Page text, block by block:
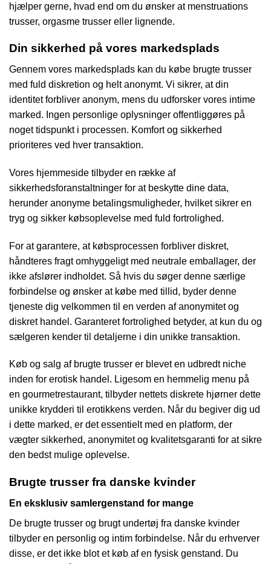
hjælper gerne, hvad end om du ønsker at menstruations
trusser, orgasme trusser eller lignende.
Din sikkerhed på vores markedsplads
Gennem vores markedsplads kan du købe brugte trusser
med fuld diskretion og helt anonymt. Vi sikrer, at din
identitet forbliver anonym, mens du udforsker vores intime
marked. Ingen personlige oplysninger offentliggøres på
noget tidspunkt i processen. Komfort og sikkerhed
prioriteres ved hver transaktion.
Vores hjemmeside tilbyder en række af
sikkerhedsforanstaltninger for at beskytte dine data,
herunder anonyme betalingsmuligheder, hvilket sikrer en
tryg og sikker købsoplevelse med fuld fortrolighed.
For at garantere, at købsprocessen forbliver diskret,
håndteres fragt omhyggeligt med neutrale emballager, der
ikke afslører indholdet. Så hvis du søger denne særlige
forbindelse og ønsker at købe med tillid, byder denne
tjeneste dig velkommen til en verden af anonymitet og
diskret handel. Garanteret fortrolighed betyder, at kun du og
sælgeren kender til detaljerne i din unikke transaktion.
Køb og salg af brugte trusser er blevet en udbredt niche
inden for erotisk handel. Ligesom en hemmelig menu på
en gourmetrestaurant, tilbyder nettets diskrete hjørner dette
unikke krydderi til erotikkens verden. Når du begiver dig ud
i dette marked, er det essentielt med en platform, der
vægter sikkerhed, anonymitet og kvalitetsgaranti for at sikre
den bedst mulige oplevelse.
Brugte trusser fra danske kvinder
En eksklusiv samlergenstand for mange
De brugte trusser og brugt undertøj fra danske kvinder
tilbyder en personlig og intim forbindelse. Når du erhverver
disse, er det ikke blot et køb af en fysisk genstand. Du